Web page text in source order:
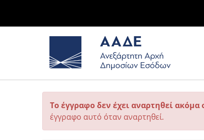
Το έγγραφο δεν έχει αναρτηθεί
έγγραφο αυτό όταν αναρτηθεί.